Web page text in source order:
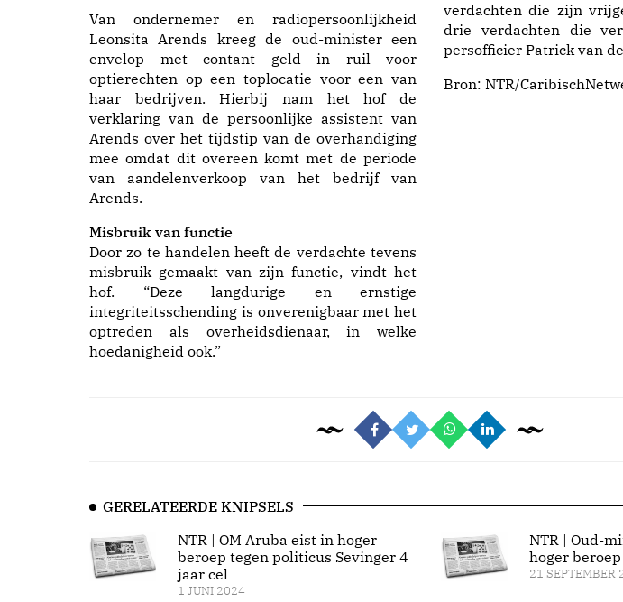
Van ondernemer en radiopersoonlijkheid
Leonsita Arends kreeg de oud-minister een
envelop met contant geld in ruil voor
optierechten op een toplocatie voor een van
haar bedrijven. Hierbij nam het hof de
verklaring van de persoonlijke assistent van
Arends over het tijdstip van de overhandiging
mee omdat dit overeen komt met de periode
van aandelenverkoop van het bedrijf van
Arends.
Misbruik van functie
Door zo te handelen heeft de verdachte tevens
misbruik gemaakt van zijn functie, vindt het
hof. “Deze langdurige en ernstige
integriteitsschending is onverenigbaar met het
optreden als overheidsdienaar, in welke
hoedanigheid ook.”
verdachten die zijn
drie verdachten die
persofficier Patrick van
Bron: NTR/
GERELATEERDE KNIPSELS
NTR | OM Aruba eist in hoger
beroep tegen politicus Sevinger 4
jaar cel
1 JUNI 2024
NTR | Oud-
hoger
21 SEPTEMBER